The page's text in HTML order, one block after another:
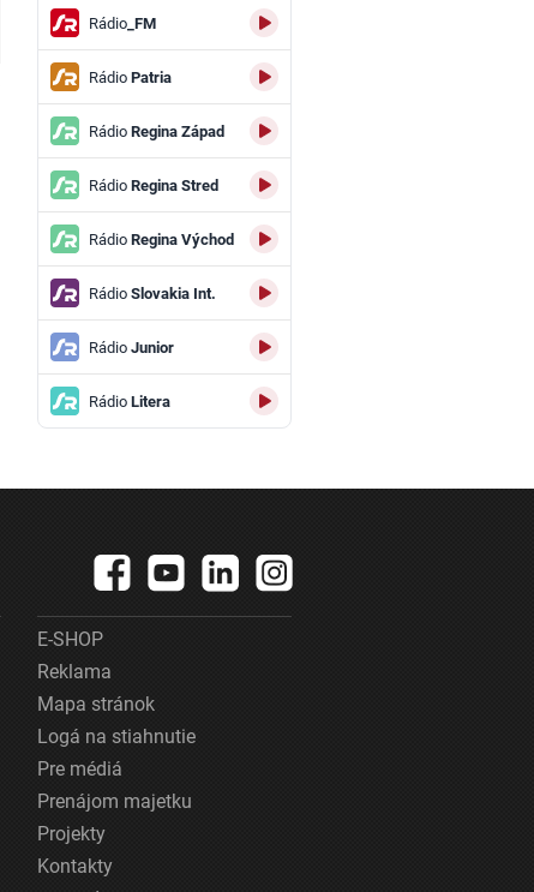
Rádio_FM
RádioPatria
RádioRegina Západ
RádioRegina Stred
RádioRegina Východ
RádioSlovakia Int.
RádioJunior
RádioLitera
E-SHOP
Reklama
Mapa stránok
Logá na stiahnutie
Pre médiá
Prenájom majetku
Projekty
Kontakty